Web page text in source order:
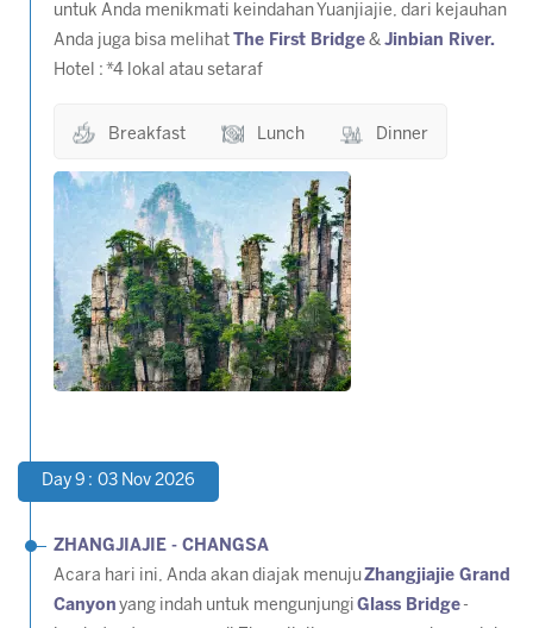
untuk Anda menikmati keindahan Yuanjiajie, dari kejauhan
Anda juga bisa melihat
The First Bridge & Jinbian River.
Hotel : *4 lokal atau setaraf
Breakfast Lunch Dinner
Day 9 : 03 Nov 2026
ZHANGJIAJIE - CHANGSA
Acara hari ini, Anda akan diajak menujuZhangjiajie Grand
Canyon yang indah untuk mengunjungi Glass Bridge -